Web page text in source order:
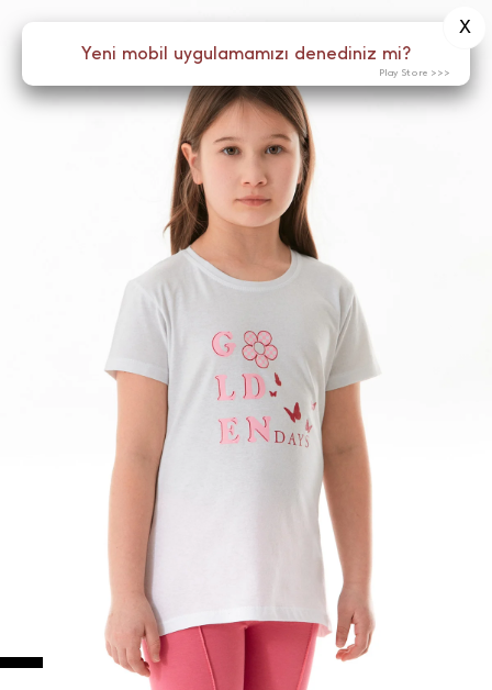
Menü
Yeni mobil uygulamamızı denediniz mi?
X
Play Store >>>